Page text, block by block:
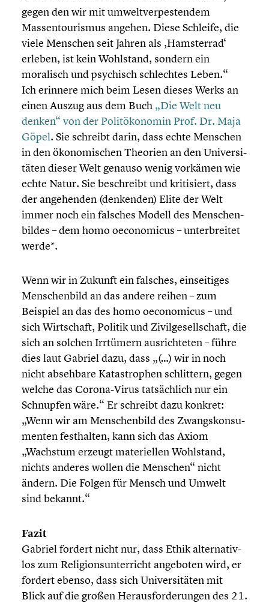
gegen den wir mit umwelt­ver­pes­ten­dem
Massen­tou­ris­mus angehen. Diese Schleife, die
viele Menschen seit Jahren als ‚Hamster­rad‘
erleben, ist kein Wohlstand, sondern ein
moralisch und psychisch schlech­tes Leben.“
Ich erinnere mich beim Lesen dieses Werks an
einen Auszug aus dem Buch „Die Welt neu
denken“ von der Polit­öko­no­min Prof. Dr. Maja
Göpel. Sie schreibt darin, dass echte Menschen
in den ökono­mi­schen Theorien an den Univer­si­
tä­ten dieser Welt genauso wenig vorkämen wie
echte Natur. Sie beschreibt und kriti­siert, dass
der angehen­den (denkenden) Elite der Welt
immer noch ein falsches Modell des Menschen­
bil­des – dem homo oecono­micus – unter­brei­tet
werde*.
Wenn wir in Zukunft ein falsches, einsei­ti­ges
Menschen­bild an das andere reihen – zum
Beispiel an das des homo oecono­micus – und
sich Wirtschaft, Politik und Zivil­ge­sell­schaft, die
sich an solchen Irrtümern ausrich­te­ten – führe
dies laut Gabriel dazu, dass „(…) wir in noch
nicht absehbare Katastro­phen schlit­tern, gegen
welche das Corona-Virus tatsäch­lich nur ein
Schnupfen wäre.“ Er schreibt dazu konkret:
„Wenn wir am Menschen­bild des Zwangs­kon­su­
men­ten festhal­ten, kann sich das Axiom
„Wachstum erzeugt materi­el­len Wohlstand,
nichts anderes wollen die Menschen“ nicht
ändern. Die Folgen für Mensch und Umwelt
sind bekannt.“
Fazit
Gabriel fordert nicht nur, dass Ethik alter­na­tiv­
los zum Religi­ons­un­ter­richt angeboten wird, er
fordert ebenso, dass sich Univer­si­tä­ten mit
Blick auf die großen Heraus­for­de­run­gen des 21.